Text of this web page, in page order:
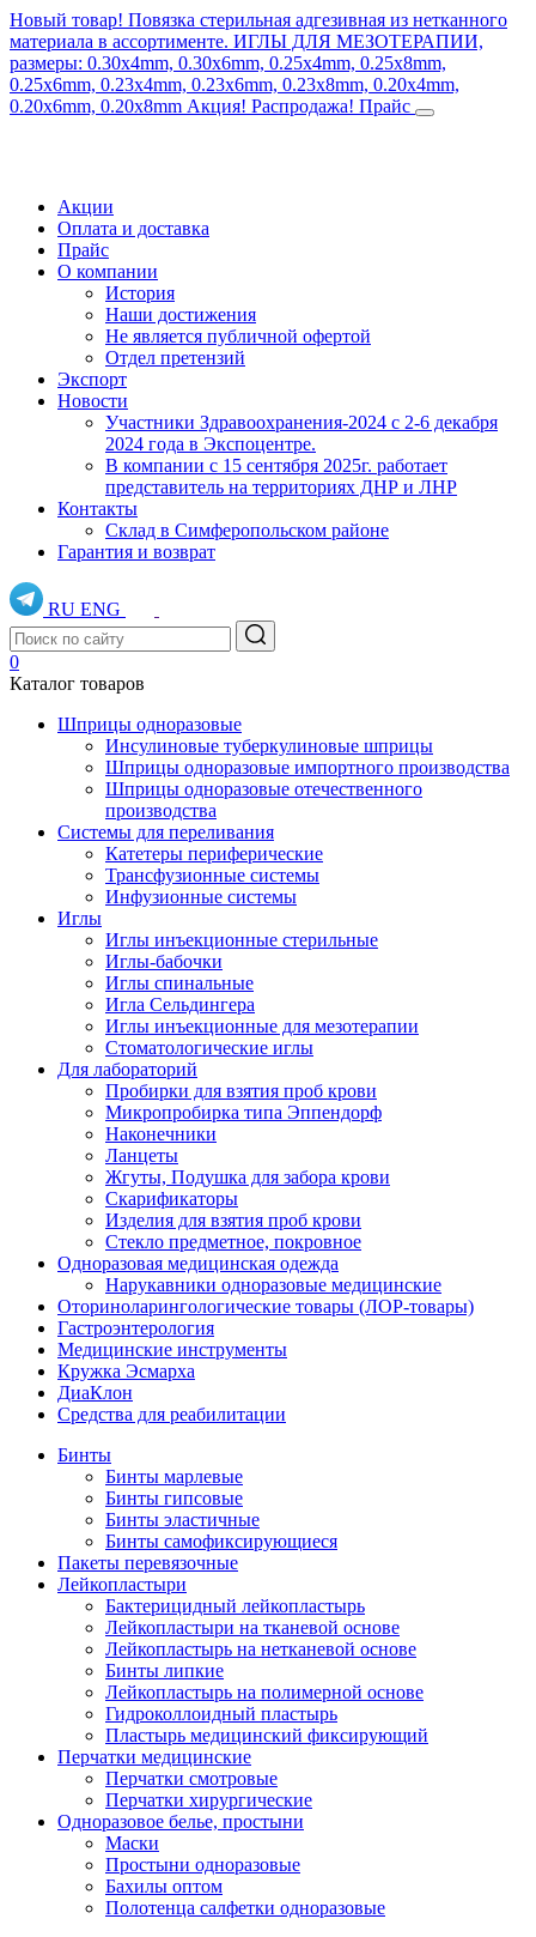
Новый товар! Повязка стерильная адгезивная из нетканного
материала в ассортименте. ИГЛЫ ДЛЯ МЕЗОТЕРАПИИ,
размеры: 0.30x4mm, 0.30x6mm, 0.25x4mm, 0.25x8mm,
0.25x6mm, 0.23x4mm, 0.23x6mm, 0.23x8mm, 0.20x4mm,
0.20x6mm, 0.20x8mm Акция! Распродажа! Прайс
Акции
Оплата и доставка
Прайс
О компании
История
Наши достижения
Не является публичной офертой
Отдел претензий
Экспорт
Новости
Участники Здравоохранения-2024 с 2-6 декабря
2024 года в Экспоцентре.
В компании с 15 сентября 2025г. работает
представитель на территориях ДНР и ЛНР
Контакты
Склад в Симферопольском районе
Гарантия и возврат
RU ENG
0
Каталог товаров
Шприцы одноразовые
Инсулиновые туберкулиновые шприцы
Шприцы одноразовые импортного производства
Шприцы одноразовые отечественного
производства
Системы для переливания
Катетеры периферические
Трансфузионные системы
Инфузионные системы
Иглы
Иглы инъекционные стерильные
Иглы-бабочки
Иглы спинальные
Игла Сельдингера
Иглы инъекционные для мезотерапии
Стоматологические иглы
Для лабораторий
Пробирки для взятия проб крови
Микропробирка типа Эппендорф
Наконечники
Ланцеты
Жгуты, Подушка для забора крови
Скарификаторы
Изделия для взятия проб крови
Стекло предметное, покровное
Одноразовая медицинская одежда
Нарукавники одноразовые медицинские
Оториноларингологические товары (ЛОР-товары)
Гастроэнтерология
Медицинские инструменты
Кружка Эсмарха
ДиаКлон
Средства для реабилитации
Бинты
Бинты марлевые
Бинты гипсовые
Бинты эластичные
Бинты самофиксирующиеся
Пакеты перевязочные
Лейкопластыри
Бактерицидный лейкопластырь
Лейкопластыри на тканевой основе
Лейкопластырь на нетканевой основе
Бинты липкие
Лейкопластырь на полимерной основе
Гидроколлоидный пластырь
Пластырь медицинский фиксирующий
Перчатки медицинские
Перчатки смотровые
Перчатки хирургические
Одноразовое белье, простыни
Маски
Простыни одноразовые
Бахилы оптом
Полотенца салфетки одноразовые